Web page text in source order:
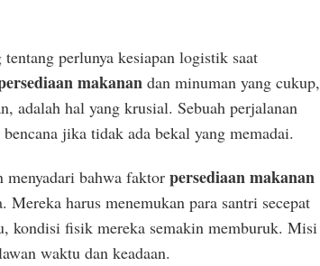
perlunya kesiapan logistik saat
makanandan minuman yang cukup,
adalah hal yang krusial. Sebuah perjalanan
jika tidak ada bekal yang memadai.
bahwa faktor persediaan makanan
harus menemukan para santri secepat
kondisi fisik mereka semakin memburuk. Misi
waktu dan keadaan.